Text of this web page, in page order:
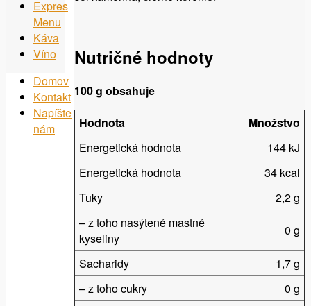
Nutričné hodnoty
100 g obsahuje
Hodnota
Množstvo
Energetická hodnota
144 kJ
Energetická hodnota
34 kcal
Tuky
2,2 g
– z toho nasýtené mastné
kyseliny
0 g
Sacharidy
1,7 g
– z toho cukry
0 g
Expres
Menu
Káva
Víno
Domov
Kontakt
Napíšte
nám